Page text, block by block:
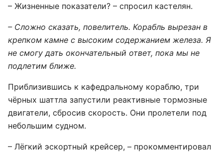
– Жизненные показатели? – спросил кастелян.
– Сложно сказать, повелитель. Корабль вырезан в
крепком камне с высоким содержанием железа. Я
не смогу дать окончательный ответ, пока мы не
подлетим ближе.
Приблизившись к кафедральному кораблю, три
чёрных шаттла запустили реактивные тормозные
двигатели, сбросив скорость. Они пролетели под
небольшим судном.
– Лёгкий эскортный крейсер, – прокомментировал